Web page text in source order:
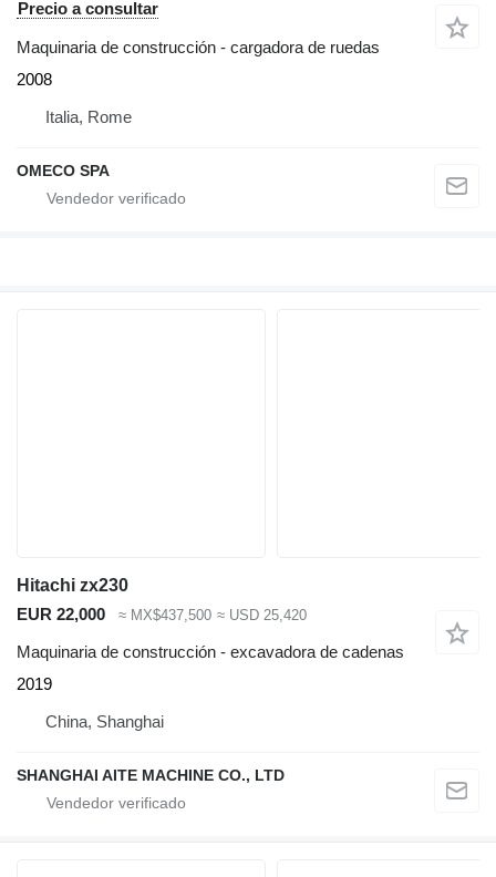
Precio a consultar
Maquinaria de construcción - cargadora de ruedas
2008
Italia, Rome
OMECO SPA
Hitachi zx230
EUR 22,000
≈ MX$437,500 ≈ USD 25,420
Maquinaria de construcción - excavadora de cadenas
2019
China, Shanghai
SHANGHAI AITE MACHINE CO., LTD